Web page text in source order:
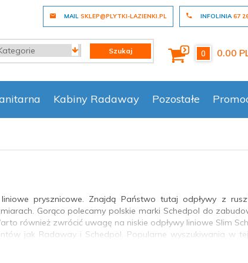
MAIL SKLEP@PLYTKI-LAZIENKI.PL INFOLINIA67
Szukaj 0 0.00
Kabiny Radaway Pozostałe
prysznicowe. Znajdą Państwo tutaj odpływy z
Gorąco polecamy polskie marki Schedpol do
również zwrócić uwagę na niskie odpływy liniowe Slim
jak Radaway i Schedpol. Popularne wyszukiwania w
Sprawny syfon zapewnia szybki odpływ wody i